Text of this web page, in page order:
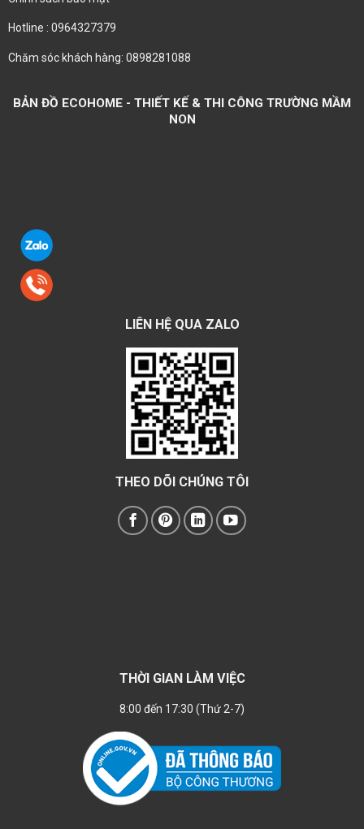
Hotline : 0964327379
Chăm sóc khách hàng: 0898281088
BẢN ĐỒ ECOHOME - THIẾT KẾ & THI CÔNG TRƯỜNG MẦM
NON
LIÊN HỆ QUA ZALO
THEO DÕI CHÚNG TÔI
THỜI GIAN LÀM VIỆC
8:00 đến 17:30 (Thứ 2-7)